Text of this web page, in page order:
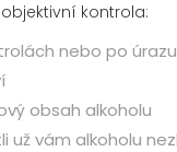
kontrola:
nebo po úrazu
obsah alkoholu
vám alkoholu